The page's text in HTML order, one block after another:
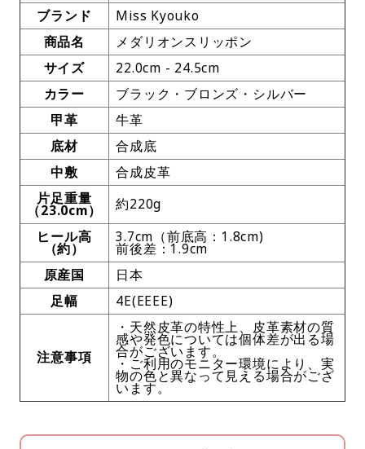
ブランド
Miss Kyouko
商品名
メダリオンスリッポン
サイズ
22.0cm - 24.5cm
カラー
ブラック・ブロンズ・シルバー
甲革
牛革
底材
合成底
中敷
合成皮革
片足重量
（23.0cm）
約220g
ヒール高
（約）
3.7cm（前底高：1.8cm)
前後差：1.9cm
原産国
日本
足幅
4E(EEEE)
注意事項
・天然皮革の特性上、皮革素材の質
感や発色については個体差が出る場
合がございます。
・ご利用のモニター環境により、実
物の色と異なって見える場合がござ
います。